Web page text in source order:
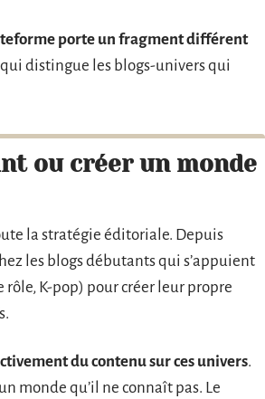
porte un fragment différent
distingue les blogs-univers qui
ou créer un monde
la stratégie éditoriale. Depuis
les blogs débutants qui s’appuient
rôle, K-pop) pour créer leur propre
du contenu sur ces univers.
monde qu’il ne connaît pas. Le